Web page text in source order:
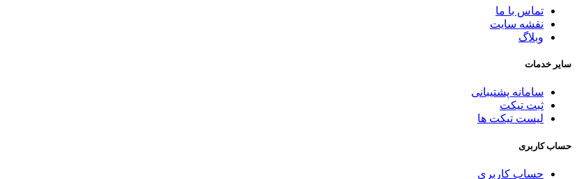
تماس با ما
نقشه سایت
وبلاگ
سایر خدمات
سامانه پشتیبانی
ثبت تیکت
لیست تیکت ها
حساب کاربری
حساب کاربری